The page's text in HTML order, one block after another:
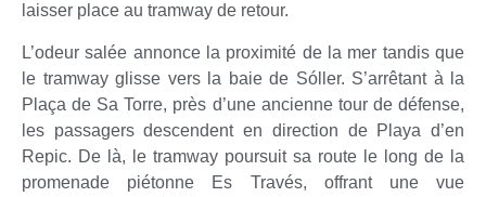
laisser place au tramway de retour.
L’odeur salée annonce la proximité de la mer tandis que
le tramway glisse vers la baie de Sóller. S’arrêtant à la
Plaça de Sa Torre, près d’une ancienne tour de défense,
les passagers descendent en direction de Playa d’en
Repic. De là, le tramway poursuit sa route le long de la
promenade piétonne Es Través, offrant une vue